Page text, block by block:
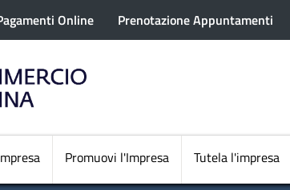
Salta
al
utente
Online Prenotazione Appuntamenti
Navigazione
Promuovi l'Impresa Tutela l'impresa